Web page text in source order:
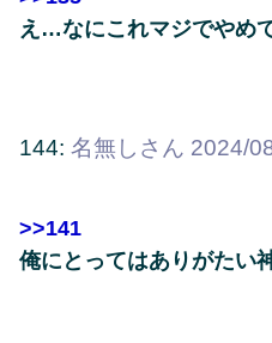
え…なにこれマジでやめ
144: 名無しさん 2024/
>>141
俺にとってはありがたい